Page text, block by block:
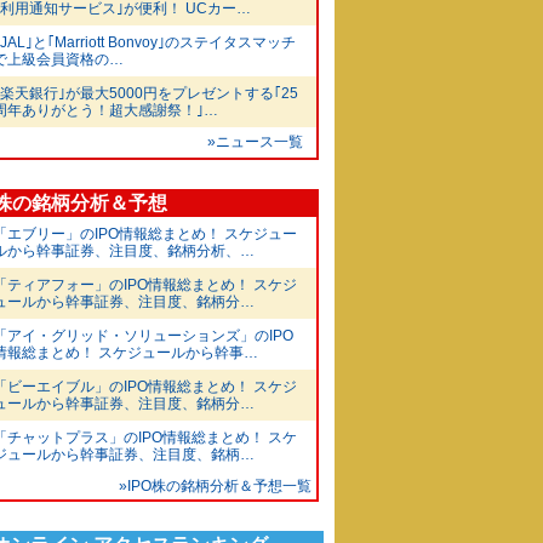
用通知サービス｣が便利！ UCカー…
｣と｢Marriott Bonvoy｣のステイタスマッチ
上級会員資格の…
天銀行｣が最大5000円をプレゼントする｢25
年ありがとう！超大感謝祭！｣…
»ニュース一覧
の銘柄分析＆予想
エブリー」のIPO情報総まとめ！ スケジュー
から幹事証券、注目度、銘柄分析、…
ティアフォー」のIPO情報総まとめ！ スケジ
ールから幹事証券、注目度、銘柄分…
アイ・グリッド・ソリューションズ」のIPO
報総まとめ！ スケジュールから幹事…
ビーエイブル」のIPO情報総まとめ！ スケジ
ールから幹事証券、注目度、銘柄分…
チャットプラス」のIPO情報総まとめ！ スケ
ュールから幹事証券、注目度、銘柄…
»IPO株の銘柄分析＆予想一覧